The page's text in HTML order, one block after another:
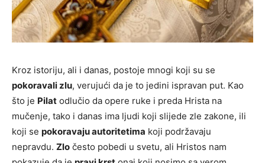
Kroz istoriju, ali i danas, postoje mnogi koji su se
pokoravali zlu, verujući da je to jedini ispravan put. Kao
što je Pilat odlučio da opere ruke i preda Hrista na
mučenje, tako i danas ima ljudi koji slijede zle zakone, ili
koji se pokoravaju autoritetima koji podržavaju
nepravdu. Zlo često pobedi u svetu, ali Hristos nam